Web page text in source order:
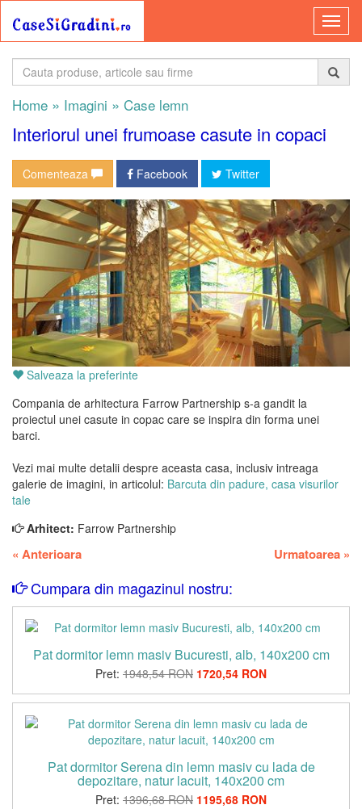
Home » Imagini » Case lemn
Interiorul unei frumoase casute in copaci
Comenteaza Facebook Twitter
Salveaza la preferinte
Compania de arhitectura Farrow Partnership s-a gandit la
proiectul unei casute in copac care se inspira din forma unei
barci.
Vezi mai multe detalii despre aceasta casa, inclusiv intreaga
galerie de imagini, in articolul: Barcuta din padure, casa visurilor
tale
Arhitect: Farrow Partnership
« Anterioara Urmatoarea »
Cumpara din magazinul nostru:
Pat dormitor lemn masiv Bucuresti, alb, 140x200 cm
Pret: 1948,54 RON 1720,54 RON
Pat dormitor Serena din lemn masiv cu lada de
depozitare, natur lacuit, 140x200 cm
Pret: 1396,68 RON 1195,68 RON